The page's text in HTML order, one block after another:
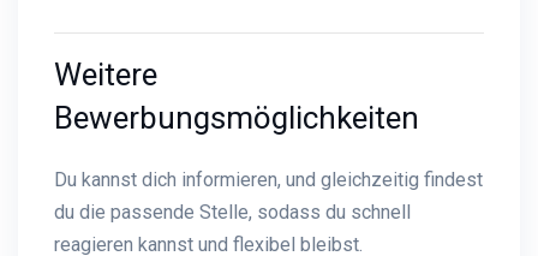
Weitere
Bewerbungsmöglichkeiten
Du kannst dich informieren, und gleichzeitig findest
du die passende Stelle, sodass du schnell
reagieren kannst und flexibel bleibst.